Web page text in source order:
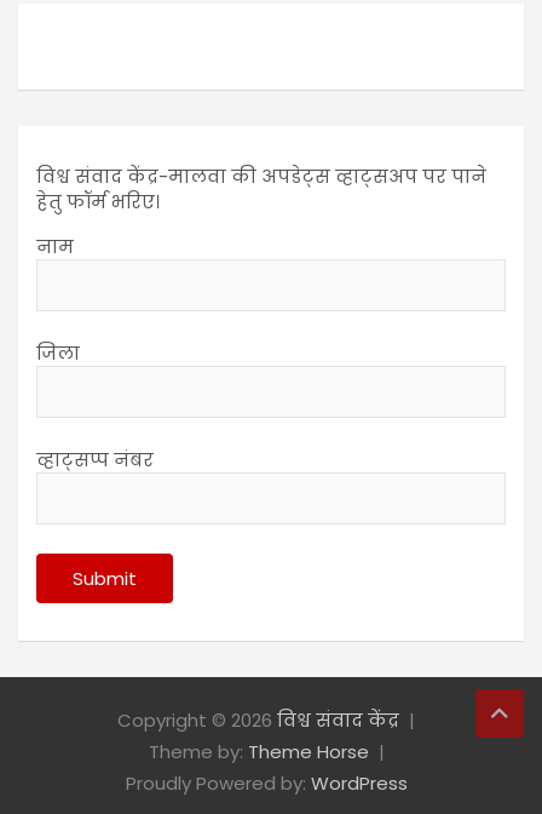
विश्व संवाद केंद्र-मालवा की अपडेट्स व्हाट्सअप पर पाने
हेतु फॉर्म भरिए।
नाम
जिला
व्हाट्सप्प नंबर
Copyright © 2026 विश्व संवाद केंद्र
Theme by: Theme Horse
Proudly Powered by: WordPress